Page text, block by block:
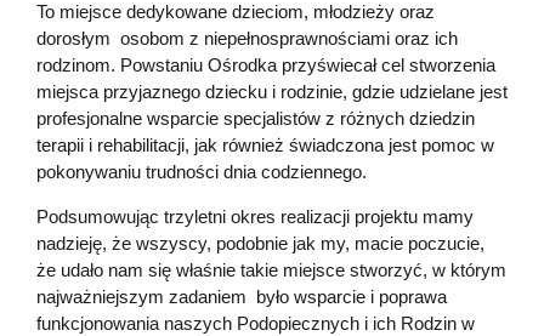
To miejsce dedykowane dzieciom, młodzieży oraz
dorosłym osobom z niepełnosprawnościami oraz ich
rodzinom. Powstaniu Ośrodka przyświecał cel stworzenia
miejsca przyjaznego dziecku i rodzinie, gdzie udzielane jest
profesjonalne wsparcie specjalistów z różnych dziedzin
terapii i rehabilitacji, jak również świadczona jest pomoc w
pokonywaniu trudności dnia codziennego.
Podsumowując trzyletni okres realizacji projektu mamy
nadzieję, że wszyscy, podobnie jak my, macie poczucie,
że udało nam się właśnie takie miejsce stworzyć, w którym
najważniejszym zadaniem było wsparcie i poprawa
funkcjonowania naszych Podopiecznych i ich Rodzin w